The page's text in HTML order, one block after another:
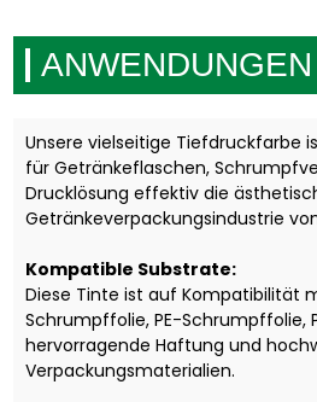
ANWENDUNGEN
Unsere vielseitige Tiefdruckfarbe
für Getränkeflaschen,
Drucklösung effektiv die
Getränkeverpackungsindustrie
Kompatible Substrate:
Diese Tinte ist auf Kompatibilität
Schrumpffolie, PE-Schrumpffolie,
hervorragende Haftung und
Verpackungsmaterialien.